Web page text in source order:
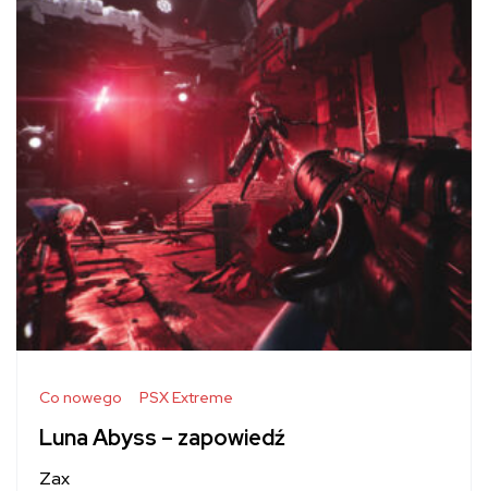
Co nowego PSX Extreme
Luna Abyss – zapowiedź
Zax